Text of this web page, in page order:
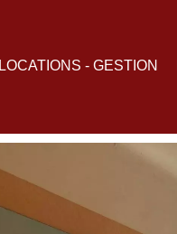
LOCATIONS - GESTION